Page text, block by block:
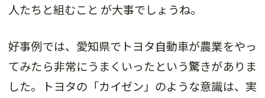
人たちと組むこと が大事でしょうね。
好事例では、愛知県でトヨタ自動車が農業をやっ
てみたら非常にうまくいったという驚きがありま
した。トヨタの「カイゼン」のような意識は、実